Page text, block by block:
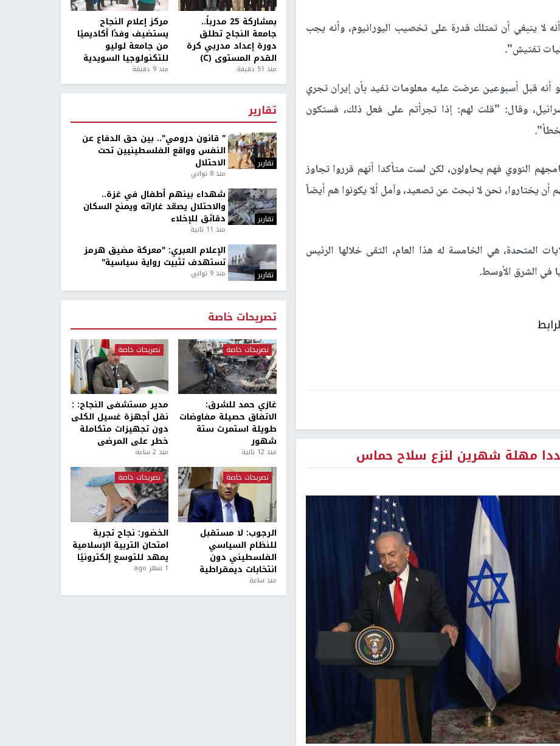
لا ينبغي أن تمتلك قدرة على تخصيب اليورانيوم، وأنه يجب
تفتيش".​
أنه قبل أسبوعين عرضت عليه معلومات تفيد بأن إيران تجري
وقال: "قلت لهم: إذا تجرأتم على فعل ذلك، فستكون
النووي فهم يحاولون، لكن لست متأكدا أنهم قرروا تجاوز
أن يختاروا، نحن لا نبحث عن تصعيد، وآمل ألا يكونوا هم أيضاً
المتحدة، هي الخامسة له هذا العام، التقى خلالها الرئيس
في الشرق الأوسط.
حددا مهلة شهرين لنزع سلاح حماس
بمشاركة 25 مدرباً..
جامعة النجاح تطلق
دورة إعداد مدربي كرة
القدم المستوى (C)
منذ 51 دقيقة
مركز إعلام النجاح
يستضيف وفدًا أكاديميًا
من جامعة لوليو
للتكنولوجيا السويدية
منذ 9 دقيقة
تقارير
تقارير
" قانون درومي".. بين حق الدفاع عن
النفس وواقع الفلسطينيين تحت
الاحتلال
منذ 8 ثواني
تقارير
شهداء بينهم أطفال في غزة..
والاحتلال يصعّد غاراته ويمنح السكان
دقائق للإخلاء
منذ 11 ثانية
تقارير
الإعلام العبري: "معركة مضيق هرمز
تستهدف تثبيت رواية سياسية"
منذ 9 ثواني
تصريحات خاصة
تصريحات خاصة
غازي حمد للشرق:
الاتفاق حصيلة مفاوضات
طويلة استمرت ستة
شهور
منذ 12 ثانية
تصريحات خاصة
مدير مستشفى النجاح: :
نقل أجهزة غسيل الكلى
دون تجهيزات متكاملة
خطر على المرضى
منذ 2 ساعة
تصريحات خاصة
الرجوب: لا مستقبل
للنظام السياسي
الفلسطيني دون
انتخابات ديمقراطية
منذ ساعة
تصريحات خاصة
الخضور: نجاح تجربة
امتحان التربية الإسلامية
يمهد للتوسع إلكترونيًا
1 شهر ago